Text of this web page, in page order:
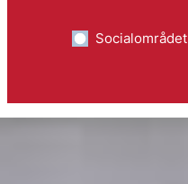
Socialområdet